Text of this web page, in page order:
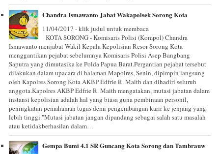
Chandra Ismawanto Jabat Wakapolsek Sorong Kota
11/04/2017 - klik judul untuk membaca
KOTA SORONG - Komisaris Polisi (Kompol) Chandra
Ismawanto menjabat Wakil Kepala Kepolisian Resor Sorong Kota
menggantikan pejabat sebelumnya Komisaris Polisi Asep Bangbang
Saputra yang dimutasika ke Polda Papua Barat.Pergantian pejabat tersebut
dilakukan dalam upacara di halaman Mapolres, Senin, dipimpin langsung
oleh Kapolres Sorong Kota AKBP Edfrie R. Maith dan dihadiri seluruh
anggota.Kapolres AKBP Edfrie R. Maith mengatakan, mutasi jabatan dalam
instansi kepolisian adalah hal yang biasa guna pembinaan personil,
peningkatan pemahaman tugas demi pengembangan karir ke jenjang yang
lebih tinggi."Mutasi jabatan jangan dipandang sebagai salah satu masalah
atau ketidakberhasilan dalam…
Gempa Bumi 4.1 SR Guncang Kota Sorong dan Tambrauw